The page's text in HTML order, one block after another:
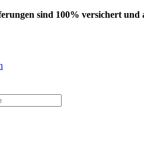
sind 100% versichert und